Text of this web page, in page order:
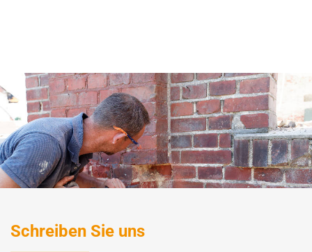
Schreiben Sie uns